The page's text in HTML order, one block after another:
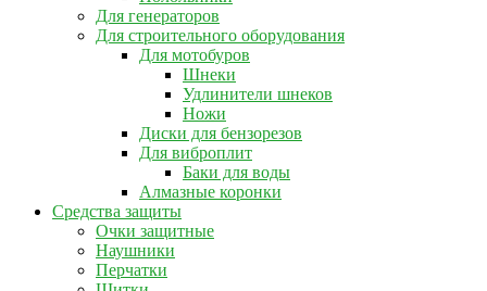
Для генераторов
Для строительного оборудования
Для мотобуров
Шнеки
Удлинители шнеков
Ножи
Диски для бензорезов
Для виброплит
Баки для воды
Алмазные коронки
Средства защиты
Очки защитные
Наушники
Перчатки